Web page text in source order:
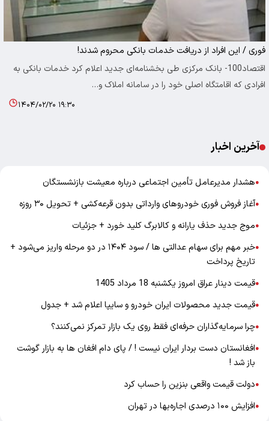
فوری / این افراد از دریافت خدمات بانکی محروم شدند!
اقتصاد100- بانک مرکزی طی بخشنامه‌ای جدید اعلام کرد خدمات بانکی به
افرادی که اقامتگاه اصلی خود را در سامانه املاک و…
۱۴۰۴/۰۲/۲۰ ۱۹:۳۰
آخرین اخبار
●هشدار مدیرعامل تأمین اجتماعی درباره معیشت بازنشستگان
●آغاز فروش فوری خودروهای وارداتی بدون قرعه‌کشی + تحویل ۳۰ روزه
●موج جدید حذف یارانه و کالابرگ کلید خورد + جزئیات
●
خبر مهم برای سهام عدالتی ها / سود ۱۴۰۴ در دو مرحله واریز می‌شود +
تاریخ پرداخت
●قیمت دینار عراق امروز یکشنبه 18 مرداد 1405
●قیمت جدید محصولات ایران خودرو و سایپا اعلام شد + جدول
●چرا سرمایه‌گذاران حرفه‌ای فقط روی یک بازار تمرکز نمی‌کنند؟
●افغانستان دست بردار ایران نیست ! / پای دام افغان ها به بازار گوشت
باز شد !
●دولت قیمت واقعی بنزین را حساب کرد
●افزایش ۱۰۰ درصدی اجاره‌بها در تهران